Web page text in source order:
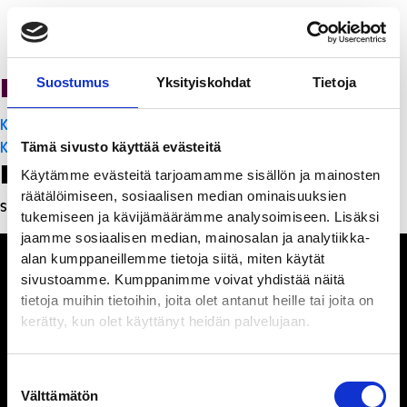
Suostumus Yksityiskohdat Tietoja
Tämä sivusto käyttää evästeitä
Käytämme evästeitä tarjoamamme sisällön ja mainosten
räätälöimiseen, sosiaalisen median ominaisuuksien
tukemiseen ja kävijämäärämme analysoimiseen. Lisäksi
jaamme sosiaalisen median, mainosalan ja analytiikka-
alan kumppaneillemme tietoja siitä, miten käytät
sivustoamme. Kumppanimme voivat yhdistää näitä
tietoja muihin tietoihin, joita olet antanut heille tai joita on
kerätty, kun olet käyttänyt heidän palvelujaan.
valinta
Välttämätön
PanchoVilla
Artikkelien
selaus
K-Citymarket Pori Puuvilla
K-Citymarket Pori Puuvilla
Leave a Reply
Sinun täytyy kirjautua sisään